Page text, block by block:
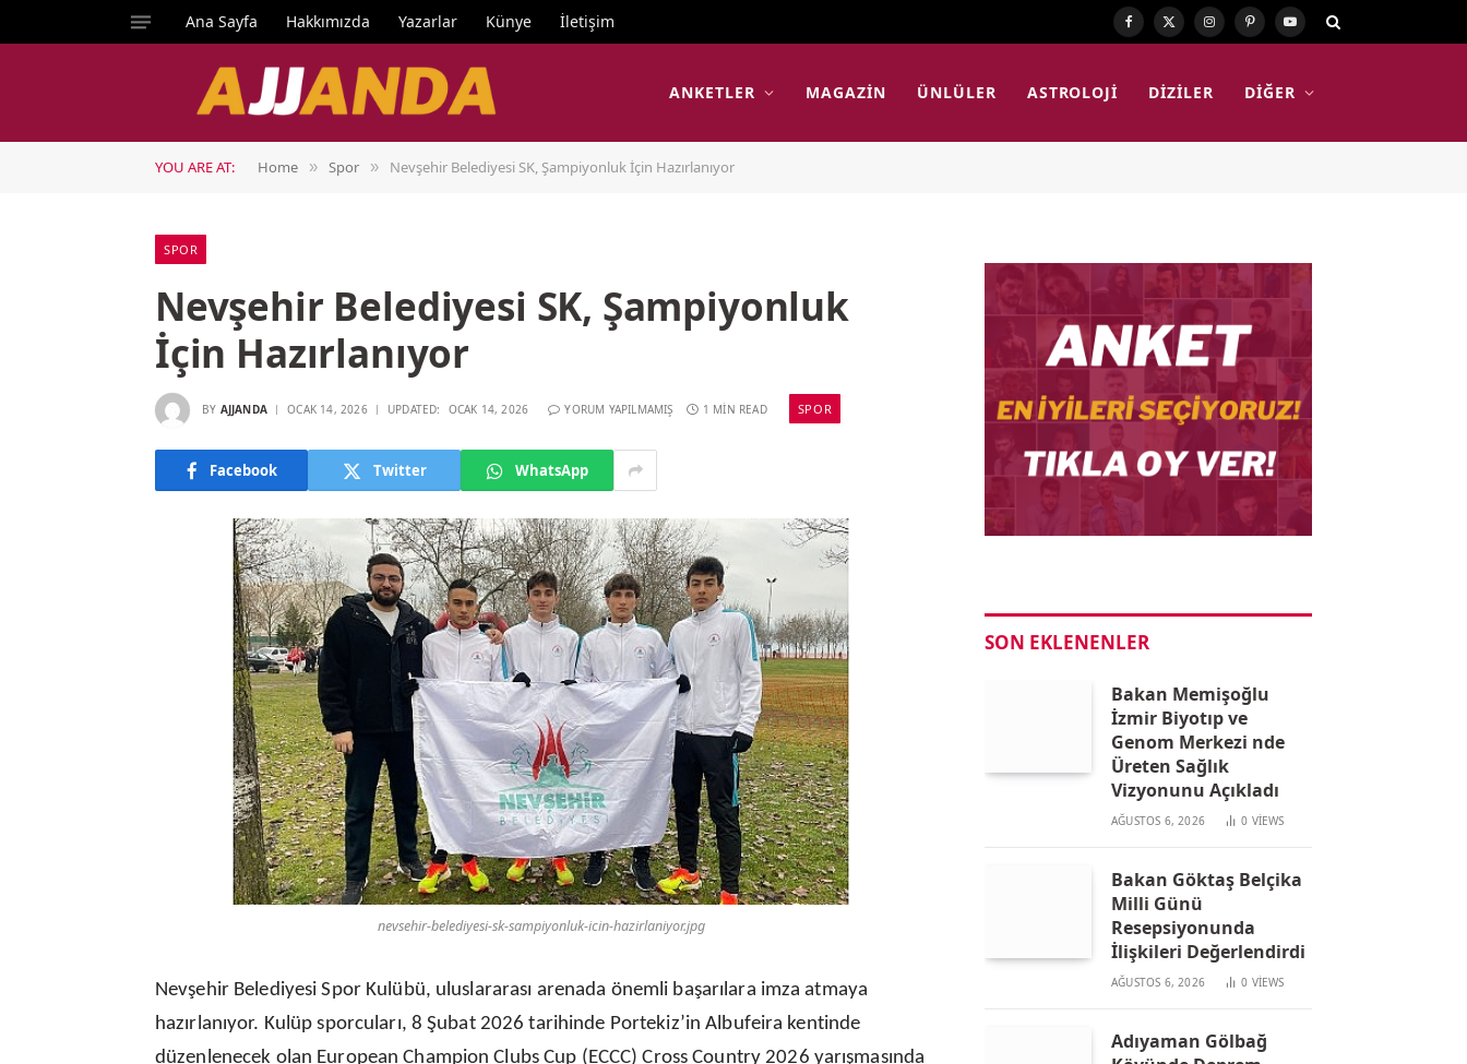
Ana Sayfa Hakkımızda Yazarlar Künye İletişim Facebook
X
Instagram
PinterestYouTube
ANKETLER MAGAZIN ÜNLÜLER ASTROLOJI DIZILER DIĞER
YOU ARE AT: Home » Spor » Nevşehir Belediyesi SK, Şampiyonluk İçin Hazırlanıyor
SPOR
Nevşehir Belediyesi SK, Şampiyonluk
İçin Hazırlanıyor
BY AJJANDA OCAK 14, 2026 UPDATED: OCAK 14, 2026 YORUM YAPILMAMIŞ 1 MIN READ SPOR
Facebook Twitter WhatsApp
nevsehir-belediyesi-sk-sampiyonluk-icin-hazirlaniyor.jpg
Nevşehir Belediyesi Spor Kulübü, uluslararası arenada önemli başarılara imza atmaya
hazırlanıyor. Kulüp sporcuları, 8 Şubat 2026 tarihinde Portekiz’in Albufeira kentinde
düzenlenecek olan European Champion Clubs Cup (ECCC) Cross Country 2026 yarışmasında
SON EKLENENLER
Bakan Memişoğlu
İzmir Biyotıp ve
Genom Merkezi nde
Üreten Sağlık
Vizyonunu Açıkladı
AĞUSTOS 6, 2026 0 VIEWS
Bakan Göktaş Belçika
Milli Günü
Resepsiyonunda
İlişkileri Değerlendirdi
AĞUSTOS 6, 2026 0 VIEWS
Adıyaman Gölbağ